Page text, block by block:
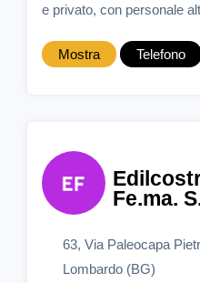
e privato, con personale
Mostra Telefono
Fe.ma.
63, Via Paleocapa
Lombardo (BG)